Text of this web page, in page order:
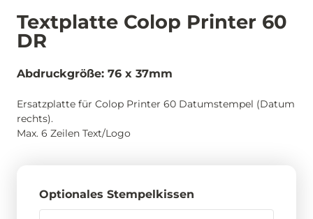
Textplatte Colop Printer 60
DR
Abdruckgröße: 76 x 37mm
Ersatzplatte für Colop Printer 60 Datumstempel (Datum
rechts).
Max. 6 Zeilen Text/Logo
Optionales Stempelkissen